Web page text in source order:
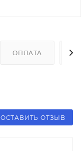
ОПЛАТА
ОСТАВИТЬ ОТЗЫВ